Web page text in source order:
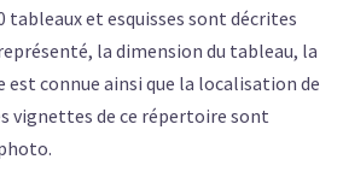
tableaux et esquisses sont décrites
la dimension du tableau, la
est connue ainsi que la localisation de
vignettes de ce répertoire sont